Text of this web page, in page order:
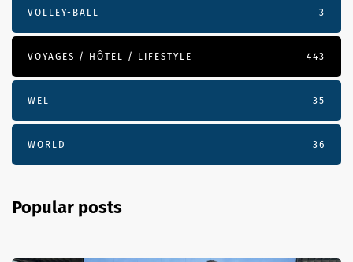
VOLLEY-BALL 3
VOYAGES / HÔTEL / LIFESTYLE 443
WEL 35
WORLD 36
Popular posts